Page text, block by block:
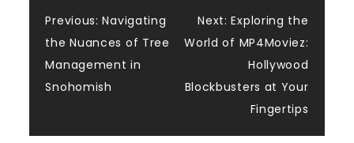
Post
navigation
Previous: Navigating
the Nuances of Tree
Management in
Snohomish
Next: Exploring the
World of MP4Moviez:
Hollywood
Blockbusters at Your
Fingertips